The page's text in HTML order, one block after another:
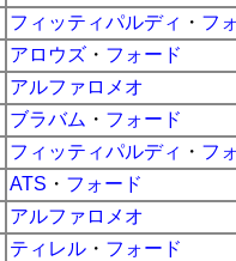
フィッティパルディ ・ フ
アロウズ ・ フォード
アルファロメオ
ブラバム ・ フォード
フィッティパルディ ・ フ
ATS ・ フォード
アルファロメオ
ティレル ・ フォード